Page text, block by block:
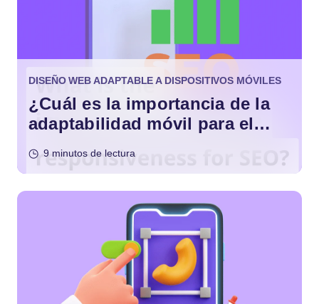
DISEÑO WEB ADAPTABLE A DISPOSITIVOS MÓVILES
¿Cuál es la importancia de la
adaptabilidad móvil para el
9 minutos de lectura